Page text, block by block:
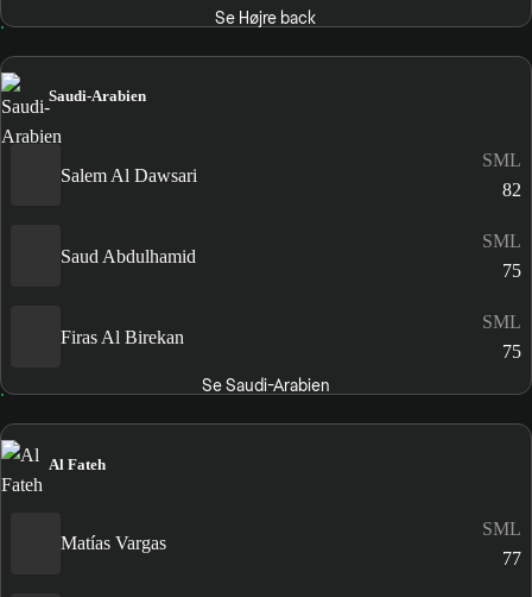
Se Højre back
Saudi-Arabien
Salem Al Dawsari
SML
82
Saud Abdulhamid
SML
75
Firas Al Birekan
SML
75
Se Saudi-Arabien
Al Fateh
Matías Vargas
SML
77